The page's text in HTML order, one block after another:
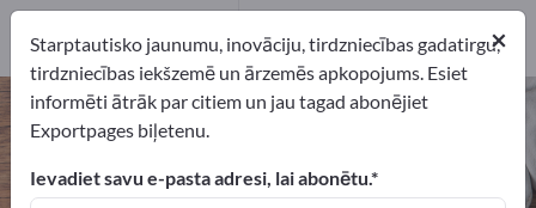
Preces viesībām – atrodiet
ražotājus un piegādātājus
11
Ražotājs
×
Starptautisko jaunumu, inovāciju, tirdzniecības gadatirgu,
tirdzniecības iekšzemē un ārzemēs apkopojums. Esiet
informēti ātrāk par citiem un jau tagad abonējiet
Exportpages biļetenu.
Ievadiet savu e-pasta adresi, lai abonētu.